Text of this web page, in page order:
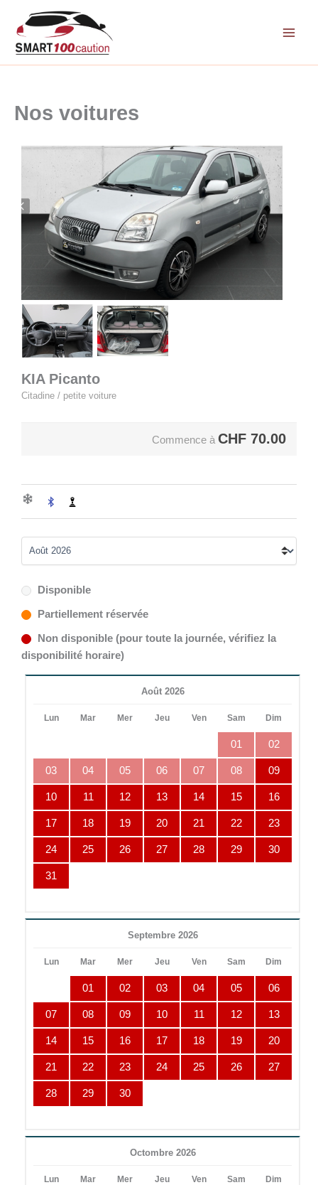
contenu
Nos voitures
KIA Picanto
Citadine / petite voiture
Commence à CHF 70.00
Disponible
Partiellement réservée
Non disponible (pour toute la journée, vérifiez la
disponibilité horaire)
Août 2026
Lun Mar Mer Jeu Ven Sam Dim
01 02
03 04 05 06 07 08 09
10 11 12 13 14 15 16
17 18 19 20 21 22 23
24 25 26 27 28 29 30
31
Septembre 2026
Lun Mar Mer Jeu Ven Sam Dim
01 02 03 04 05 06
07 08 09 10 11 12 13
14 15 16 17 18 19 20
21 22 23 24 25 26 27
28 29 30
Octombre 2026
Lun Mar Mer Jeu Ven Sam Dim